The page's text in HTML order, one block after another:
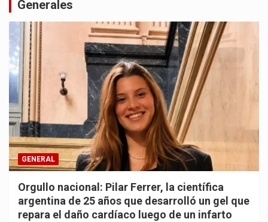
Generales
GENERAL
Orgullo nacional: Pilar Ferrer, la científica
argentina de 25 años que desarrolló un gel que
repara el daño cardíaco luego de un infarto